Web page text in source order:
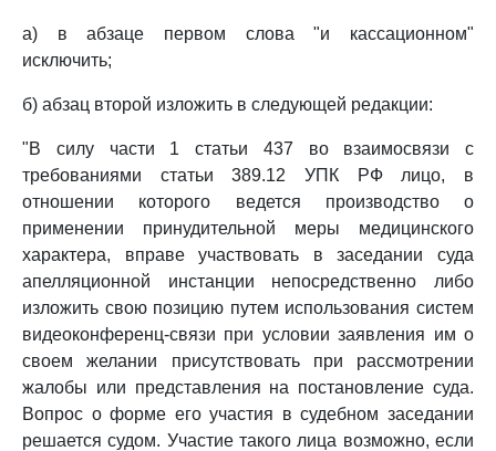
а) в абзаце первом слова "и кассационном"
исключить;
б) абзац второй изложить в следующей редакции:
"В силу части 1 статьи 437 во взаимосвязи с
требованиями статьи 389.12 УПК РФ лицо, в
отношении которого ведется производство о
применении принудительной меры медицинского
характера, вправе участвовать в заседании суда
апелляционной инстанции непосредственно либо
изложить свою позицию путем использования систем
видеоконференц-связи при условии заявления им о
своем желании присутствовать при рассмотрении
жалобы или представления на постановление суда.
Вопрос о форме его участия в судебном заседании
решается судом. Участие такого лица возможно, если